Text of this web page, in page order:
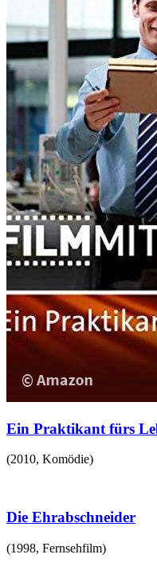
Ein Praktikant fürs
(2010, Komödie)
Die Ehrabschneider
(1998, Fernsehfilm)